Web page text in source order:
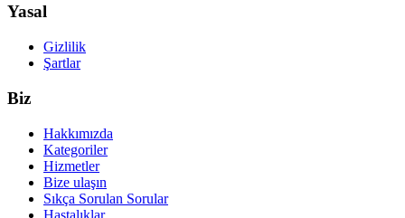
Yasal
Gizlilik
Şartlar
Biz
Hakkımızda
Kategoriler
Hizmetler
Bize ulaşın
Sıkça Sorulan Sorular
Hastalıklar